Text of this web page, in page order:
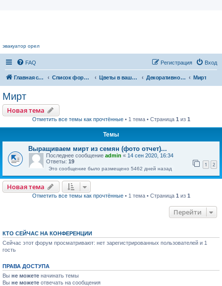
эвакуатор орел
FAQ Вход
Регистрация
Главная страница Список форумов Цветы в вашем доме Декоративнолиственные растения Мирт
Мирт
Новая тема
Отметить все темы как прочтённые• 1 тема • Страница 1 из 1
Темы
Выращиваем мирт из семян (фото отчет)...
Последнее сообщение admin « 14 сен 2020, 16:34
Ответы: 19 1 2
Это сообщение было размещено 5462 дней назад
Новая тема
Отметить все темы как прочтённые• 1 тема • Страница 1 из 1
Перейти
КТО СЕЙЧАС НА КОНФЕРЕНЦИИ
Сейчас этот форум просматривают: нет зарегистрированных пользователей и 1
гость
ПРАВА ДОСТУПА
Вы не можете начинать темы
Вы не можете отвечать на сообщения